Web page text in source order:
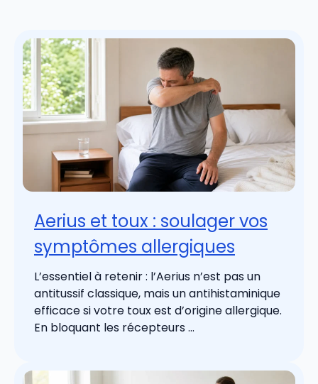
Aerius et toux : soulager vos
symptômes allergiques
L’essentiel à retenir : l’Aerius n’est pas un
antitussif classique, mais un antihistaminique
efficace si votre toux est d’origine allergique.
En bloquant les récepteurs ...